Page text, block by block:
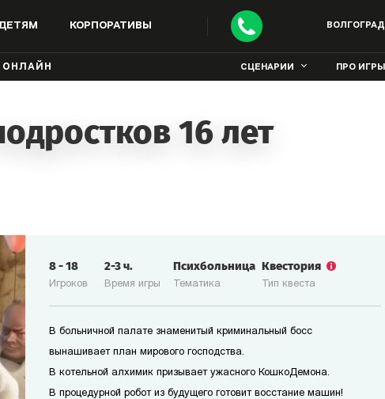
КОРПОРАТИВЫ ВОЛГОГРАД
ОНЛАЙН СЦЕНАРИИ ПРО ИГРЫ
16 лет
Игроков
8-18
Время игры
2-3ч.
Тематика
Психбольница
Тип квеста
Квестория
В больничной палате знаменитый криминальный босс
вынашивает план мирового господства.
В котельной алхимик призывает ужасного КошкоДемона.
В процедурной робот из будущего готовит восстание машин!